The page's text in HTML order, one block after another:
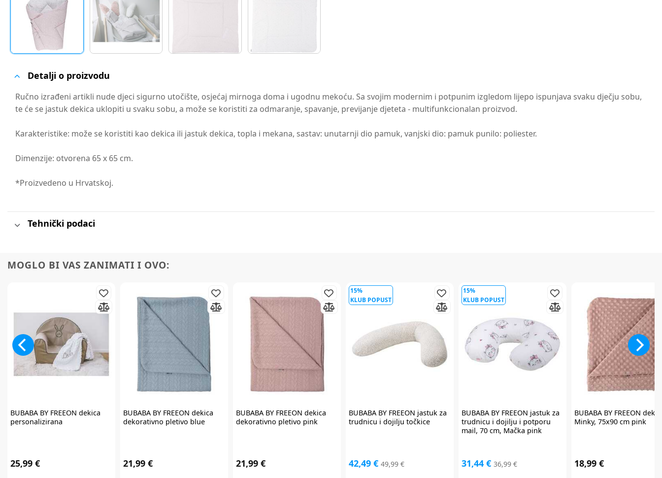
Detalji o proizvodu
Ručno izrađeni artikli nude djeci sigurno utočište, osjećaj mirnoga doma i ugodnu mekoću. Sa svojim modernim i potpunim izgledom lijepo ispunjava svaku dječju sobu,
te će se jastuk dekica uklopiti u svaku sobu, a može se koristiti za odmaranje, spavanje, previjanje djeteta - multifunkcionalan proizvod.
Karakteristike: može se koristiti kao dekica ili jastuk dekica, topla i mekana, sastav: unutarnji dio pamuk, vanjski dio: pamuk punilo: poliester.
Dimenzije: otvorena 65 x 65 cm.
*Proizvedeno u Hrvatskoj.
Tehnički podaci
MOGLO BI VAS ZANIMATI I OVO:
BUBABA BY FREEON dekica
personalizirana
25,99 €
BUBABA BY FREEON dekica
dekorativno pletivo blue
21,99 €
BUBABA BY FREEON dekica
dekorativno pletivo pink
21,99 €
15%
KLUB POPUST
BUBABA BY FREEON jastuk za
trudnicu i dojilju točkice
42,49 € 49,99 €
15%
KLUB POPUST
BUBABA BY FREEON jastuk za
trudnicu i dojilju i potporu
mail, 70 cm, Mačka pink
31,44 € 36,99 €
BUBABA BY FREEON
Minky, 75x90 cm pink
18,99 €